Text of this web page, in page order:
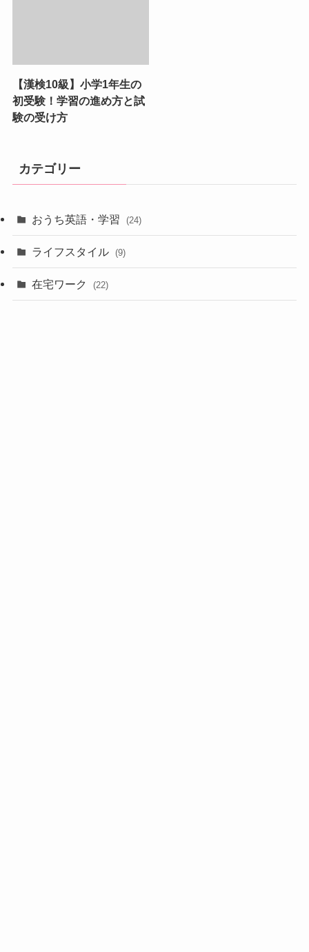
【漢検10級】小学1年生の
初受験！学習の進め方と試
験の受け方
カテゴリー
おうち英語・学習 (24)
ライフスタイル (9)
在宅ワーク (22)